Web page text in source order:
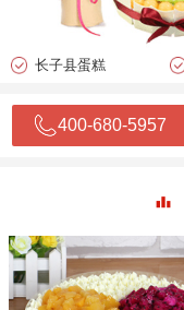
长子县蛋糕
400-680-5957